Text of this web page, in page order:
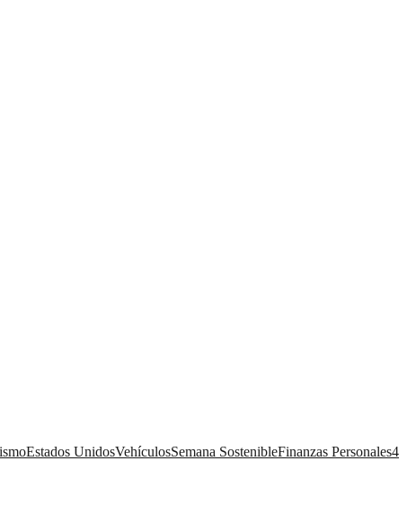
Estados UnidosVehículosSemana SostenibleFinanzas Personales4